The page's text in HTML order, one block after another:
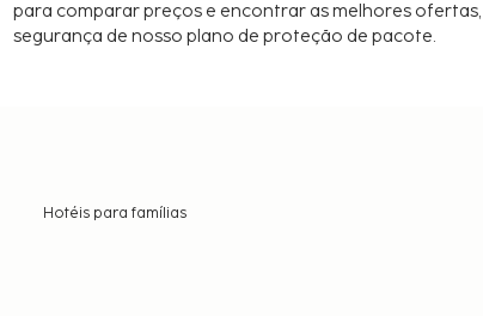
para comparar preços e encontrar as melhores ofertas,
segurança de nosso plano de proteção de pacote.
Hotéis para famílias